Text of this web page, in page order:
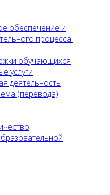
обеспечение и
процесса.
обучающихся
услуги
деятельность
(перевода)